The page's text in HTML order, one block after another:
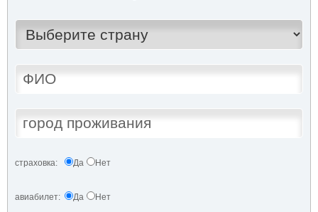
страховка: Да Нет
авиабилет: Да Нет